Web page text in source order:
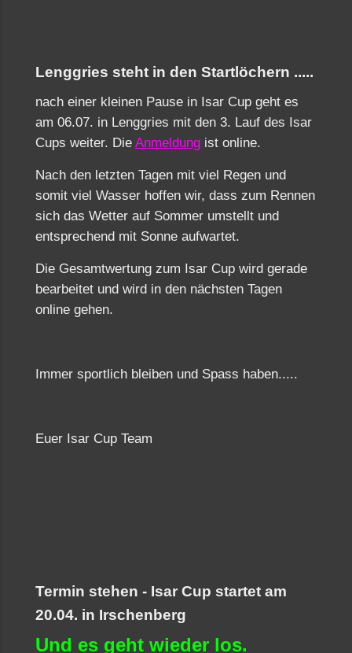
Lenggries steht in den Startlöchern .....
nach einer kleinen Pause in Isar Cup geht es
am 06.07. in Lenggries mit den 3. Lauf des Isar
Cups weiter. Die Anmeldung ist online.
Nach den letzten Tagen mit viel Regen und
somit viel Wasser hoffen wir, dass zum Rennen
sich das Wetter auf Sommer umstellt und
entsprechend mit Sonne aufwartet.
Die Gesamtwertung zum Isar Cup wird gerade
bearbeitet und wird in den nächsten Tagen
online gehen.
Immer sportlich bleiben und Spass haben.....
Euer Isar Cup Team
Termin stehen - Isar Cup startet am
20.04. in Irschenberg
Und es geht wieder los.